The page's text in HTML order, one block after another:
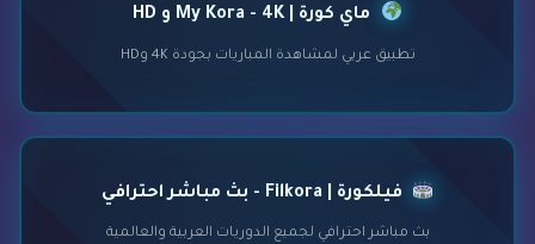
ماي كورة | My Kora - 4K و HD
تطبيق عربي لمشاهدة المباريات بجودة 4K وHD
فيلكورة | Filkora - بث مباشر احترافي
بث مباشر احترافي لجميع الدوريات العربية والعالمية